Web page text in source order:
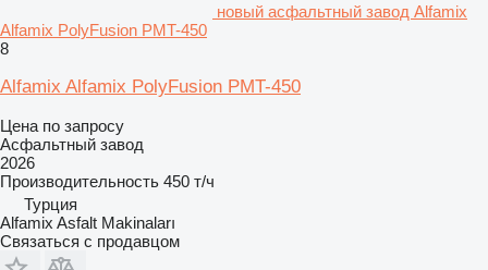
новый асфальтный завод Alfamix
Alfamix PolyFusion PMT-450
8
Alfamix Alfamix PolyFusion PMT-450
Цена по запросу
Асфальтный завод
2026
Производительность 450 т/ч
Турция
Alfamix Asfalt Makinaları
Связаться с продавцом